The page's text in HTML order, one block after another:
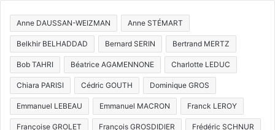
Anne DAUSSAN-WEIZMAN Anne STÉMART
Belkhir BELHADDAD Bernard SERIN Bertrand MERTZ
Bob TAHRI Béatrice AGAMENNONE Charlotte LEDUC
Chiara PARISI Cédric GOUTH Dominique GROS
Emmanuel LEBEAU Emmanuel MACRON Franck LEROY
Françoise GROLET François GROSDIDIER Frédéric SCHNUR